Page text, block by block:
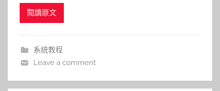
閱讀原文
系統教程
Leave a comment